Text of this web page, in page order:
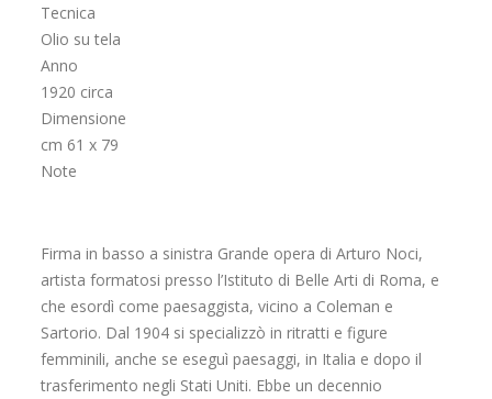
Tecnica
Olio su tela
Anno
1920 circa
Dimensione
cm 61 x 79
Note
Firma in basso a sinistra Grande opera di Arturo Noci,
artista formatosi presso l’Istituto di Belle Arti di Roma, e
che esordì come paesaggista, vicino a Coleman e
Sartorio. Dal 1904 si specializzò in ritratti e figure
femminili, anche se eseguì paesaggi, in Italia e dopo il
trasferimento negli Stati Uniti. Ebbe un decennio